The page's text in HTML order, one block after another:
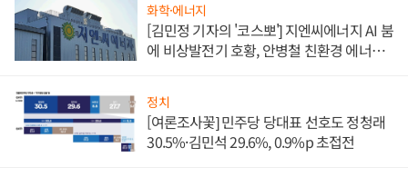
화학·에너지
[김민정 기자의 '코스뽀'] 지엔씨에너지 AI 붐
에 비상발전기 호황, 안병철 친환경 에너지
정치
[여론조사꽃] 민주당 당대표 선호도 정청래
30.5%·김민석 29.6%, 0.9%p 초접전